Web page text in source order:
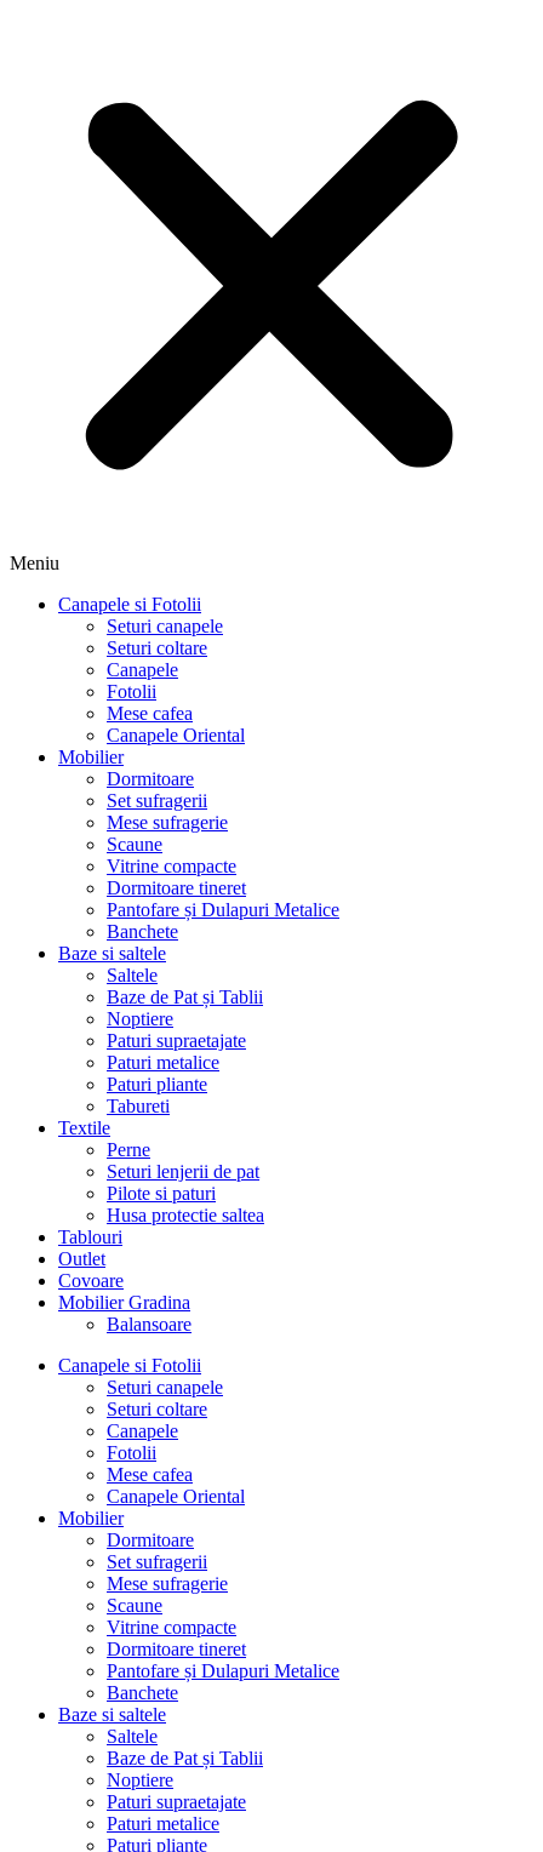
Meniu
Canapele si Fotolii
Seturi canapele
Seturi coltare
Canapele
Fotolii
Mese cafea
Canapele Oriental
Mobilier
Dormitoare
Set sufragerii
Mese sufragerie
Scaune
Vitrine compacte
Dormitoare tineret
Pantofare și Dulapuri Metalice
Banchete
Baze si saltele
Saltele
Baze de Pat și Tablii
Noptiere
Paturi supraetajate
Paturi metalice
Paturi pliante
Tabureti
Textile
Perne
Seturi lenjerii de pat
Pilote si paturi
Husa protectie saltea
Tablouri
Outlet
Covoare
Mobilier Gradina
Balansoare
Canapele si Fotolii
Seturi canapele
Seturi coltare
Canapele
Fotolii
Mese cafea
Canapele Oriental
Mobilier
Dormitoare
Set sufragerii
Mese sufragerie
Scaune
Vitrine compacte
Dormitoare tineret
Pantofare și Dulapuri Metalice
Banchete
Baze si saltele
Saltele
Baze de Pat și Tablii
Noptiere
Paturi supraetajate
Paturi metalice
Paturi pliante